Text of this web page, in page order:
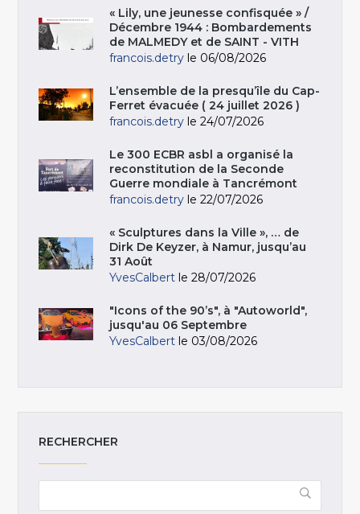
« Lily, une jeunesse confisquée » /
Décembre 1944 : Bombardements
de MALMEDY et de SAINT - VITH
francois.detry le 06/08/2026
L’ensemble de la presqu’île du Cap-
Ferret évacuée ( 24 juillet 2026 )
francois.detry le 24/07/2026
Le 300 ECBR asbl a organisé la
reconstitution de la Seconde
Guerre mondiale à Tancrémont
francois.detry le 22/07/2026
« Sculptures dans la Ville », … de
Dirk De Keyzer, à Namur, jusqu’au
31 Août
YvesCalbert le 28/07/2026
"Icons of the 90’s", à "Autoworld",
jusqu'au 06 Septembre
YvesCalbert le 03/08/2026
RECHERCHER